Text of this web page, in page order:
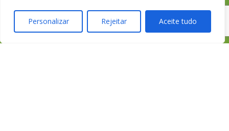
Personalizar Rejeitar Aceite tudo